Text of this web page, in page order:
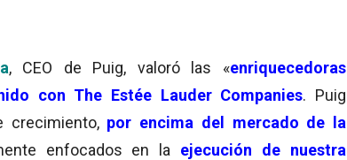
, CEO de Puig, valoró las «enriquecedoras
con The Estée Lauder Companies. Puig
crecimiento,por encima del mercado de la
enfocados en la ejecución de nuestra